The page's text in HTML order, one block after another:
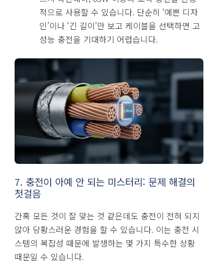
적으로 사용할 수 있습니다. 단순히 ‘예쁜 디자
인’이나 ‘긴 길이’만 보고 케이블을 선택하면 고
성능 충전을 기대하기 어렵습니다.
7. 충전이 아예 안 되는 미스터리: 문제 해결의
첫걸음
간혹 모든 것이 잘 맞는 것 같은데도 충전이 전혀 되지
않아 당황스러운 경험을 할 수 있습니다. 이는 충전 시
스템의 복잡성 때문에 발생하는 몇 가지 특수한 상황
때문일 수 있습니다.